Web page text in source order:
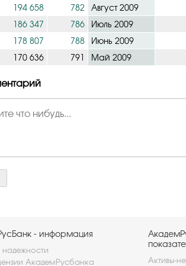
194 658 782
Август 2009
186 347
786
Июль 2009
178 807
788
Июнь 2009
170 636
791 Май 2009
- информация
надежности
АкадемРусбанка
Активы-